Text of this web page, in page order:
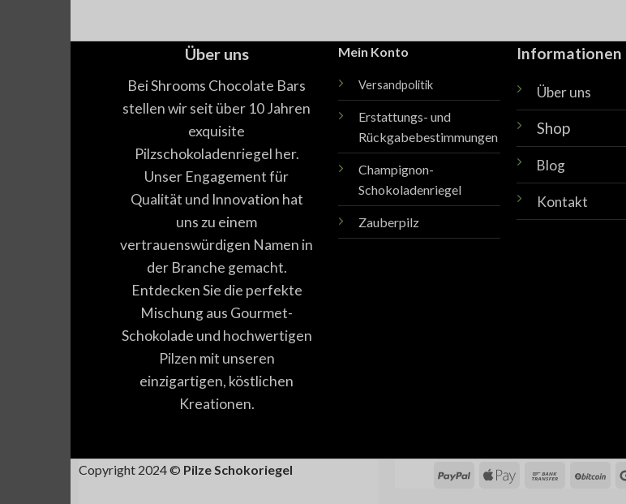
Über uns
Bei Shrooms Chocolate Bars
stellen wir seit über 10 Jahren
exquisite
Pilzschokoladenriegel her.
Unser Engagement für
Qualität und Innovation hat
uns zu einem
vertrauenswürdigen Namen in
der Branche gemacht.
Entdecken Sie die perfekte
Mischung aus Gourmet-
Schokolade und hochwertigen
Pilzen mit unseren
einzigartigen, köstlichen
Kreationen.
Mein Konto
Versandpolitik
Erstattungs- und
Rückgabebestimmungen
Champignon-
Schokoladenriegel
Zauberpilz
Informationen
Über uns
Shop
Blog
Kontakt
Copyright 2024 © Pilze Schokoriegel